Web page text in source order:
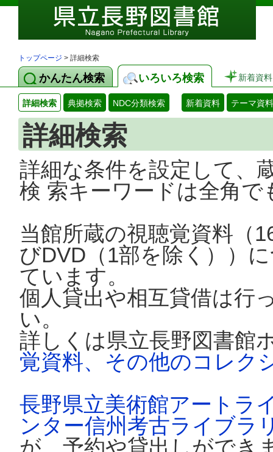
トップページ > 詳細検索
かんたん検索 いろいろ検索 新着資料
詳細検索 典拠検索 NDC分類検索 新着資料 テーマ資料
詳細検索
詳細な条件を設定して、
検 索キーワードは全角
当館所蔵の視聴覚資料（
びDVD（1部を除く））
ています。
個人貸出や相互貸借は行
い。
詳しくは県立長野図書館
覚資料、その他のコレク
長野県立美術館アートラ
ンター信州考古ライブラ
が、予約や貸出しができ